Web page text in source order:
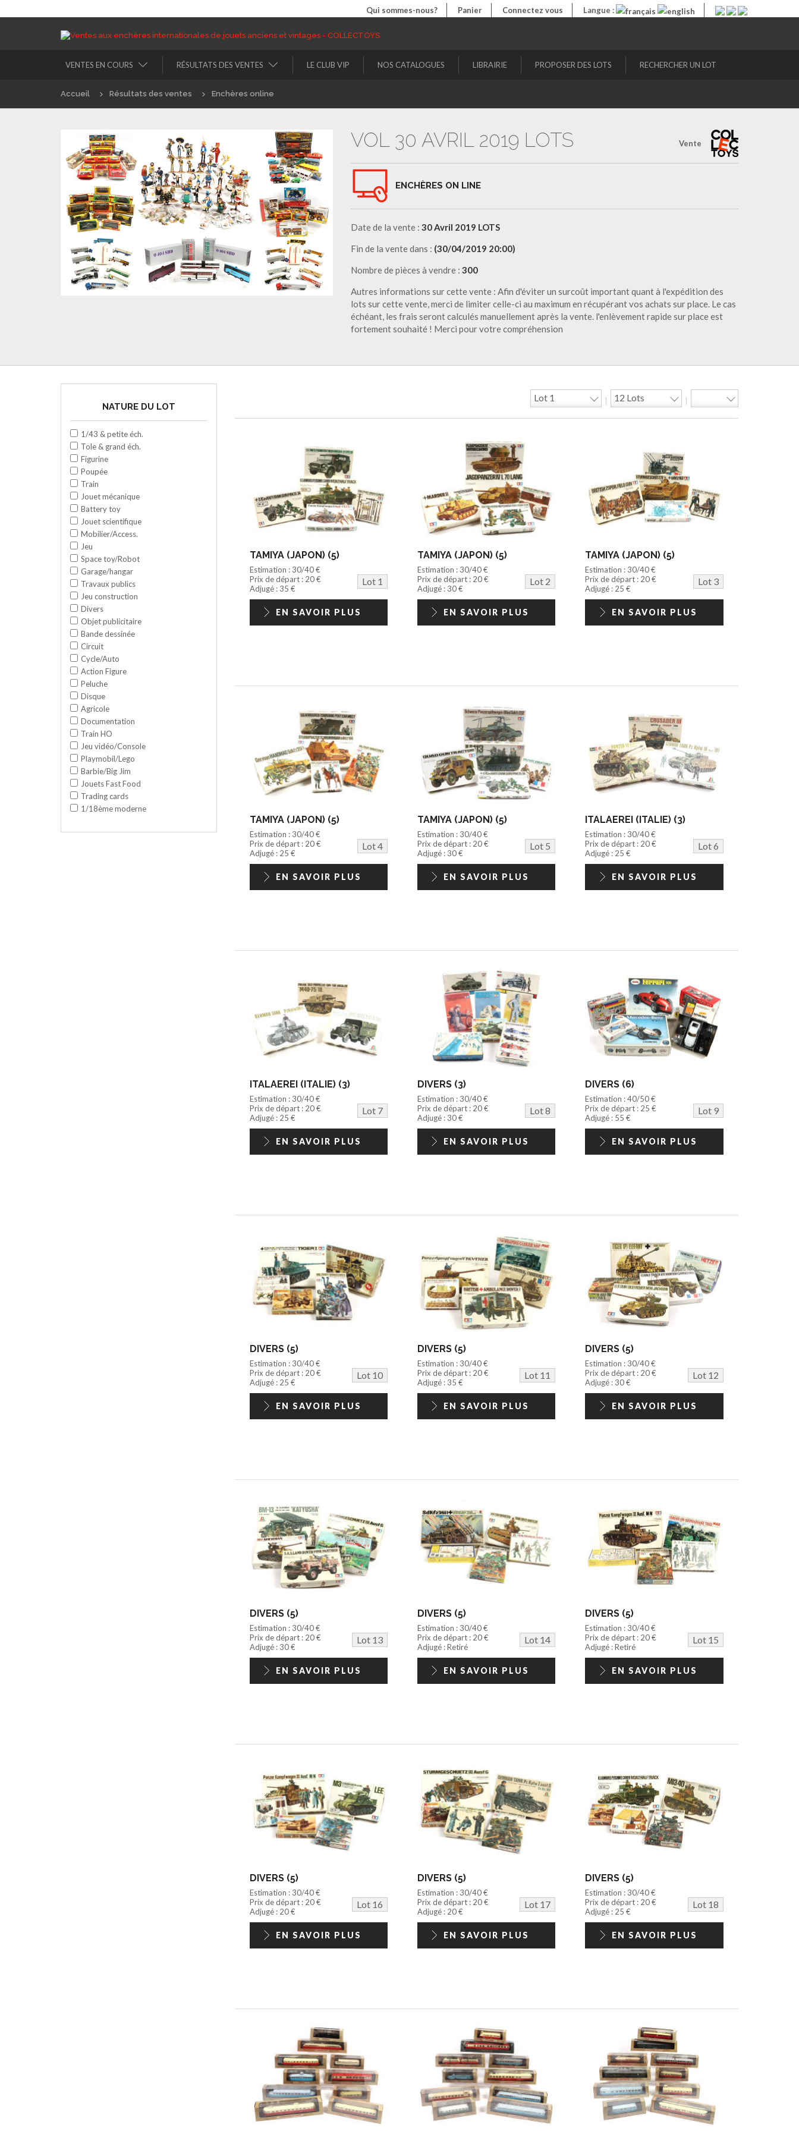
Qui sommes-nous? Panier Connectez vous Langue :
VENTES EN COURS RÉSULTATS DES VENTES LE CLUB VIP NOS CATALOGUES LIBRAIRIE PROPOSER DES LOTS RECHERCHER UN LOT
Accueil Résultats des ventes Enchères online
Vente
VOL 30 AVRIL 2019 LOTS
ENCHÈRES ON LINE
Date de la vente : 30 Avril 2019 LOTS
Fin de la vente dans : (30/04/2019 20:00)
Nombre de pièces à vendre : 300
Autres informations sur cette vente : Afin d'éviter un surcoût important quant à l'expédition des
lots sur cette vente, merci de limiter celle-ci au maximum en récupérant vos achats sur place. Le cas
échéant, les frais seront calculés manuellement après la vente. l'enlèvement rapide sur place est
fortement souhaité ! Merci pour votre compréhension
NATURE DU LOT
1/43 & petite éch.
Tole & grand éch.
Figurine
Poupée
Train
Jouet mécanique
Battery toy
Jouet scientifique
Mobilier/Access.
Jeu
Space toy/Robot
Garage/hangar
Travaux publics
Jeu construction
Divers
Objet publicitaire
Bande dessinée
Circuit
Cycle/Auto
Action Figure
Peluche
Disque
Agricole
Documentation
Train HO
Jeu vidéo/Console
Playmobil/Lego
Barbie/Big Jim
Jouets Fast Food
Trading cards
1/18ème moderne
TAMIYA (JAPON) (5)
Estimation : 30/40 €
Prix de départ : 20 €
Lot 1
Adjugé : 35 €
EN SAVOIR PLUS
TAMIYA (JAPON) (5)
Estimation : 30/40 €
Prix de départ : 20 €
Lot 2
Adjugé : 30 €
EN SAVOIR PLUS
TAMIYA (JAPON) (5)
Estimation : 30/40 €
Prix de départ : 20 €
Lot 3
Adjugé : 25 €
EN SAVOIR PLUS
TAMIYA (JAPON) (5)
Estimation : 30/40 €
Prix de départ : 20 €
Lot 4
Adjugé : 25 €
EN SAVOIR PLUS
TAMIYA (JAPON) (5)
Estimation : 30/40 €
Prix de départ : 20 €
Lot 5
Adjugé : 30 €
EN SAVOIR PLUS
ITALAEREI (ITALIE) (3)
Estimation : 30/40 €
Prix de départ : 20 €
Lot 6
Adjugé : 25 €
EN SAVOIR PLUS
ITALAEREI (ITALIE) (3)
Estimation : 30/40 €
Prix de départ : 20 €
Lot 7
Adjugé : 25 €
EN SAVOIR PLUS
DIVERS (3)
Estimation : 30/40 €
Prix de départ : 20 €
Lot 8
Adjugé : 30 €
EN SAVOIR PLUS
DIVERS (6)
Estimation : 40/50 €
Prix de départ : 25 €
Lot 9
Adjugé : 55 €
EN SAVOIR PLUS
DIVERS (5)
Estimation : 30/40 €
Prix de départ : 20 €
Lot 10
Adjugé : 25 €
EN SAVOIR PLUS
DIVERS (5)
Estimation : 30/40 €
Prix de départ : 20 €
Lot 11
Adjugé : 35 €
EN SAVOIR PLUS
DIVERS (5)
Estimation : 30/40 €
Prix de départ : 20 €
Lot 12
Adjugé : 30 €
EN SAVOIR PLUS
DIVERS (5)
Estimation : 30/40 €
Prix de départ : 20 €
Lot 13
Adjugé : 30 €
EN SAVOIR PLUS
DIVERS (5)
Estimation : 30/40 €
Prix de départ : 20 €
Lot 14
Adjugé : Retiré
EN SAVOIR PLUS
DIVERS (5)
Estimation : 30/40 €
Prix de départ : 20 €
Lot 15
Adjugé : Retiré
EN SAVOIR PLUS
DIVERS (5)
Estimation : 30/40 €
Prix de départ : 20 €
Lot 16
Adjugé : 20 €
EN SAVOIR PLUS
DIVERS (5)
Estimation : 30/40 €
Prix de départ : 20 €
Lot 17
Adjugé : 20 €
EN SAVOIR PLUS
DIVERS (5)
Estimation : 30/40 €
Prix de départ : 20 €
Lot 18
Adjugé : 25 €
EN SAVOIR PLUS